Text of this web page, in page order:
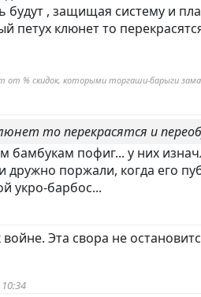
будут , защищая систему и
петух клюнет то
от % скидок, которыми торгаши-барыги
то перекрасятся и
бамбукам пофиг... у них
дружно поржали, когда его
укро-барбос...
Эта свора не